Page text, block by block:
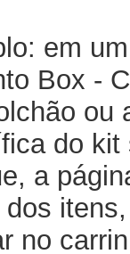
em
Box -
ou
do kit
a
dos
no